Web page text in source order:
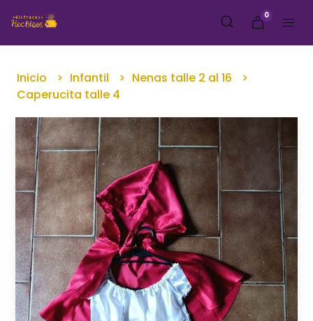
0
Inicio Infantil
Nenas talle 2 al 16
Caperucita talle 4